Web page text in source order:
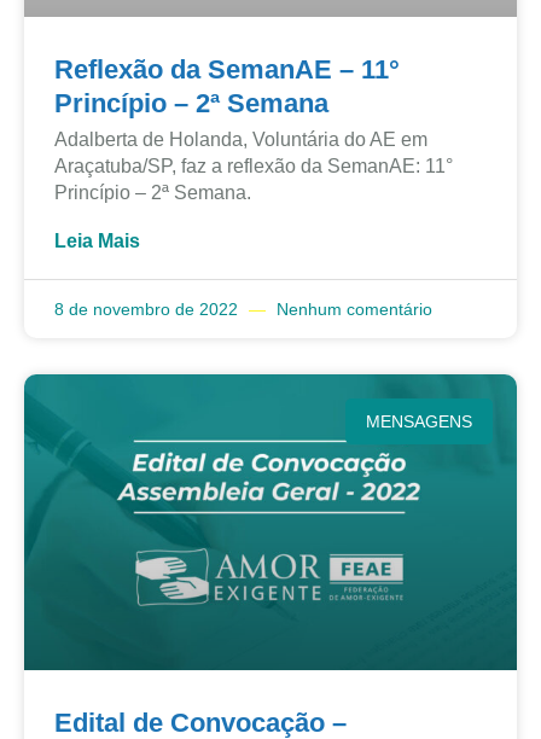
Reflexão da SemanAE – 11°
Princípio – 2ª Semana
Adalberta de Holanda, Voluntária do AE em
Araçatuba/SP, faz a reflexão da SemanAE: 11°
Princípio – 2ª Semana.
Leia Mais
8 de novembro de 2022 Nenhum comentário
MENSAGENS
Edital de Convocação –